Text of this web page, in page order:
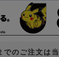
のご注文は